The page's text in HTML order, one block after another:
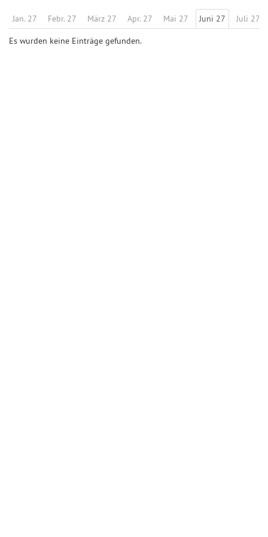
Jan. 27 Febr. 27 März 27 Apr. 27 Mai 27 Juni 27 Juli 27
Es wurden keine Einträge gefunden.